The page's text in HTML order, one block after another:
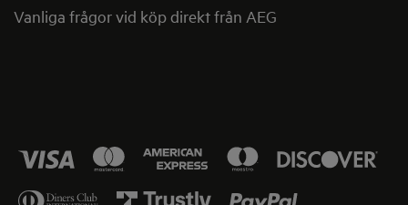
Vanliga frågor vid köp direkt från AEG